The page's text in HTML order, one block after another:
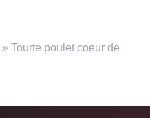
» Tourte poulet coeur de